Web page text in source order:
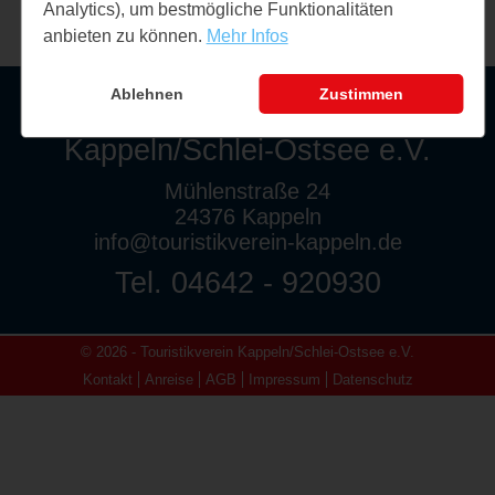
Touristikverein
Kappeln/Schlei-Ostsee e.V.
Mühlenstraße 24
24376 Kappeln
info@touristikverein-kappeln.de
Tel. 04642 - 920930
© 2026 - Touristikverein Kappeln/Schlei-Ostsee e.V.
Kontakt
Anreise AGB Impressum Datenschutz
Analytics), um bestmögliche Funktionalitäten
anbieten zu können. Mehr Infos
Ablehnen Zustimmen